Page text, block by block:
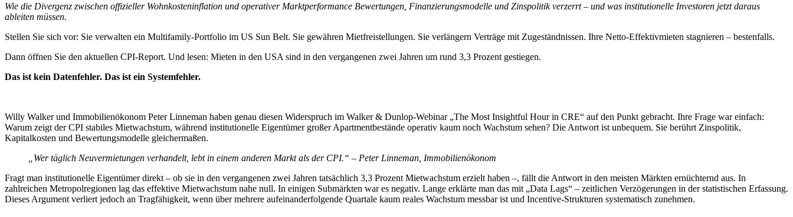
Wie die Divergenz zwischen offizieller Wohnkosteninflation und operativer Marktperformance Bewertungen, Finanzierungsmodelle und Zinspolitik verzerrt – und was institutionelle Investoren jetzt daraus
ableiten müssen.
Stellen Sie sich vor: Sie verwalten ein Multifamily-Portfolio im US Sun Belt. Sie gewähren Mietfreistellungen. Sie verlängern Verträge mit Zugeständnissen. Ihre Netto-Effektivmieten stagnieren – bestenfalls.
Dann öffnen Sie den aktuellen CPI-Report. Und lesen: Mieten in den USA sind in den vergangenen zwei Jahren um rund 3,3 Prozent gestiegen.
Das ist kein Datenfehler. Das ist ein Systemfehler.
Willy Walker und Immobilienökonom Peter Linneman haben genau diesen Widerspruch im Walker & Dunlop-Webinar „The Most Insightful Hour in CRE“ auf den Punkt gebracht. Ihre Frage war einfach:
Warum zeigt der CPI stabiles Mietwachstum, während institutionelle Eigentümer großer Apartmentbestände operativ kaum noch Wachstum sehen? Die Antwort ist unbequem. Sie berührt Zinspolitik,
Kapitalkosten und Bewertungsmodelle gleichermaßen.
„Wer täglich Neuvermietungen verhandelt, lebt in einem anderen Markt als der CPI.“ – Peter Linneman, Immobilienökonom
Fragt man institutionelle Eigentümer direkt – ob sie in den vergangenen zwei Jahren tatsächlich 3,3 Prozent Mietwachstum erzielt haben –, fällt die Antwort in den meisten Märkten ernüchternd aus. In
zahlreichen Metropolregionen lag das effektive Mietwachstum nahe null. In einigen Submärkten war es negativ. Lange erklärte man das mit „Data Lags“ – zeitlichen Verzögerungen in der statistischen Erfassung.
Dieses Argument verliert jedoch an Tragfähigkeit, wenn über mehrere aufeinanderfolgende Quartale kaum reales Wachstum messbar ist und Incentive-Strukturen systematisch zunehmen.